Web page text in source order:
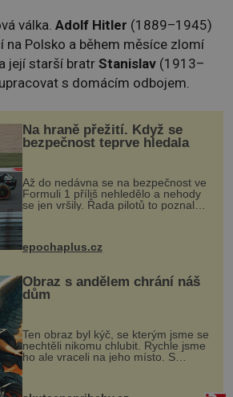
válka. Adolf Hitler (1889–1945)
na Polsko a během měsíce zlomí
její starší bratr Stanislav (1913–
s domácím odbojem.
Na hraně přežití. Když se
bezpečnost teprve hledala
Až do nedávna se na bezpečnost ve
Formuli 1 příliš nehledělo a nehody
se jen vršily. Řada pilotů to poznala
na vlastní kůži, často s trvalými
následky nebo bohužel i ztrátou
života. Dnes nepochopiteln...
epochaplus.cz
Obraz s andělem chrání náš
dům
Ten obraz byl kýč, se kterým jsme se
nechtěli nikomu chlubit. Rychle jsme
ho ale vraceli na jeho místo. S
manželem Vaškem jsme si pořídili
chaloupku, takový domek na severu
Čech, kde jsme si naplánova...